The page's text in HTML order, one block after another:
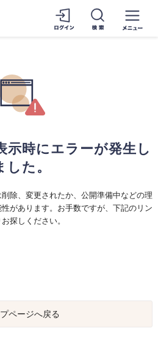
示時にエラーが発生し
した。
除、変更されたか、公開準備中などの理
があります。お手数ですが、下記のリン
探しください。
プページへ戻る